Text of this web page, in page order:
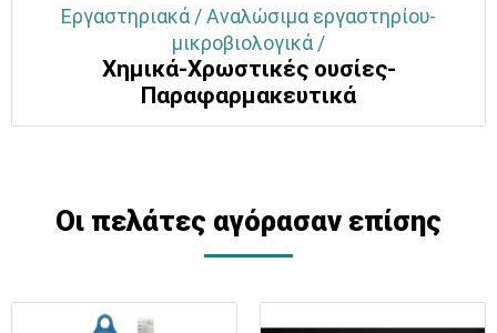
Εργαστηριακά / Αναλώσιμα εργαστηρίου-
μικροβιολογικά /
Χημικά-Χρωστικές ουσίες-
Παραφαρμακευτικά
Οι πελάτες αγόρασαν επίσης